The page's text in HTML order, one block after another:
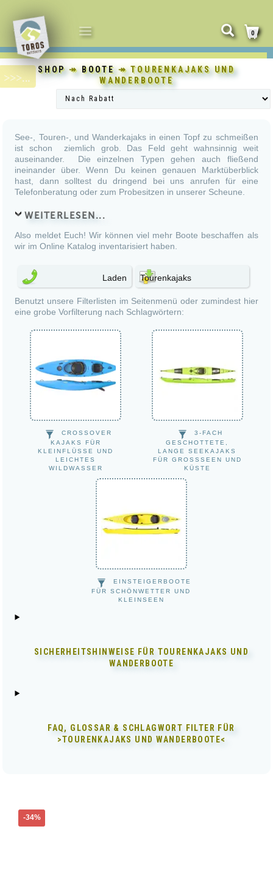
NAVIGATION
UMSCHALTEN
0
SHOP↠ BOOTE↠ TOURENKAJAKS UND
WANDERBOOTE
See-, Touren-, und Wanderkajaks in einen Topf zu schmeißen
ist schon ziemlich grob. Das Feld geht wahnsinnig weit
auseinander. Die einzelnen Typen gehen auch fließend
ineinander über. Wenn Du keinen genauen Marktüberblick
hast, dann solltest du dringend bei uns anrufen für eine
Telefonberatung oder zum Probesitzen in unserer Scheune.
WEITERLESEN...
Also meldet Euch! Wir können viel mehr Boote beschaffen als
wir im Online Katalog inventarisiert haben.
Laden
Tourenkajaks
Benutzt unsere Filterlisten im Seitenmenü oder zumindest hier
eine grobe Vorfilterung nach Schlagwörtern:
CROSSOVER
KAJAKS FÜR
KLEINFLÜSSE UND
LEICHTES
WILDWASSER
3-FACH
GESCHOTTETE,
LANGE SEEKAJAKS
FÜR GROSSSEEN UND K
ÜSTE
EINSTEIGERBOOTE
FÜR SCHÖNWETTER UND
KLEINSEEN
SICHERHEITSHINWEISE FÜR TOURENKAJAKS UND
WANDERBOOTE
FAQ, GLOSSAR & SCHLAGWORT FILTER FÜR
>TOURENKAJAKS UND WANDERBOOTE<
-34%
Dieses
Produkt